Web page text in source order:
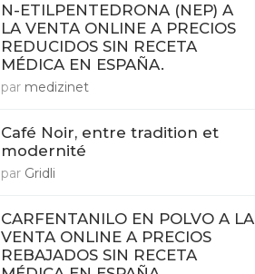
N-ETILPENTEDRONA (NEP) A
LA VENTA ONLINE A PRECIOS
REDUCIDOS SIN RECETA
MÉDICA EN ESPAÑA.
par medizinet
Café Noir, entre tradition et
modernité
par Gridli
CARFENTANILO EN POLVO A LA
VENTA ONLINE A PRECIOS
REBAJADOS SIN RECETA